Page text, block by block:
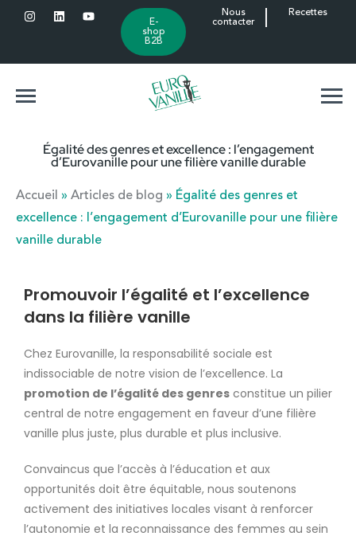
E-
shop
B2B
Nous
contacter
Recettes
Égalité des genres et excellence : l’engagement
d’Eurovanille pour une filière vanille durable
Accueil » Articles de blog » Égalité des genres et
excellence : l’engagement d’Eurovanille pour une filière
vanille durable
Promouvoir l’égalité et l’excellence
dans la filière vanille
Chez Eurovanille, la responsabilité sociale est
indissociable de notre vision de l’excellence. La
promotion de l’égalité des genres constitue un pilier
central de notre engagement en faveur d’une filière
vanille plus juste, plus durable et plus inclusive.
Convaincus que l’accès à l’éducation et aux
opportunités doit être équitable, nous soutenons
activement des initiatives locales visant à renforcer
l’autonomie et la reconnaissance des femmes au sein